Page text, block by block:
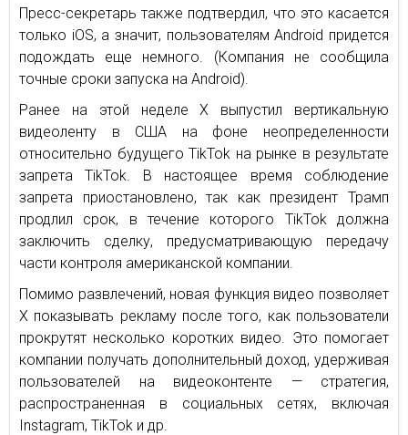
Пресс-секретарь также подтвердил, что это касается
только iOS, а значит, пользователям Android придется
подождать еще немного. (Компания не сообщила
точные сроки запуска на Android).
Ранее на этой неделе X выпустил вертикальную
видеоленту в США на фоне неопределенности
относительно будущего TikTok на рынке в результате
запрета TikTok. В настоящее время соблюдение
запрета приостановлено, так как президент Трамп
продлил срок, в течение которого TikTok должна
заключить сделку, предусматривающую передачу
части контроля американской компании.
Помимо развлечений, новая функция видео позволяет
X показывать рекламу после того, как пользователи
прокрутят несколько коротких видео. Это помогает
компании получать дополнительный доход, удерживая
пользователей на видеоконтенте — стратегия,
распространенная в социальных сетях, включая
Instagram, TikTok и др.